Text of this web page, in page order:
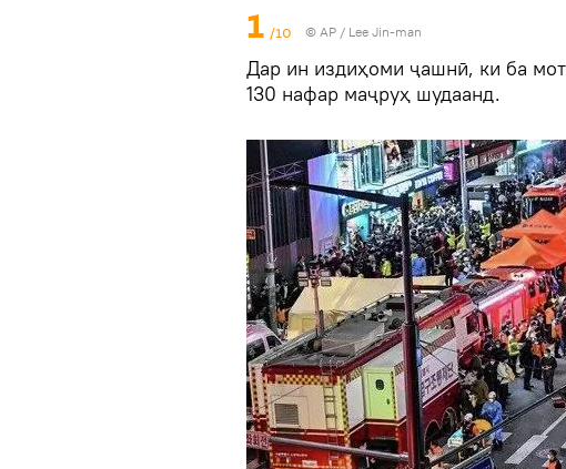
1 /10 © AP / Lee Jin-man
Дар ин издиҳоми ҷашнӣ, ки ба
130 нафар маҷруҳ шудаанд.